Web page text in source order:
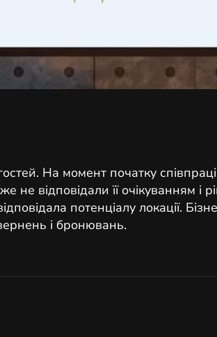
На момент початку
не відповідали її очікуванням і
потенціалу локації.
і бронювань.